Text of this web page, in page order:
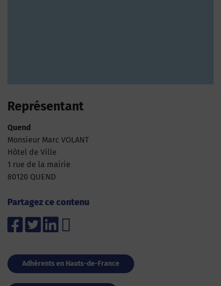
Représentant
Quend
Monsieur Marc VOLANT
Hôtel de Ville
1 rue de la mairie
80120 QUEND
Partagez ce contenu
Adhérents en Hauts-de-France